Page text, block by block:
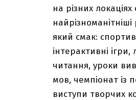
на різних локаціях
який смак:
інтерактивні ігри,
читання, уроки
мов, чемпіонат із
виступи творчих